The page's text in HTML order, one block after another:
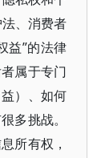
、消费者
益”的法律
属于专门
）、如何
多挑战。
所有权，